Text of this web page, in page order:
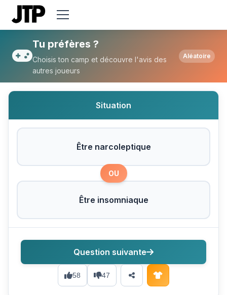
Tu préfères Être narcoleptique ou Être
Tu préfères ?
Choisis ton camp et découvre l'avis des
autres joueurs
Aléatoire
Situation
Être narcoleptique
OU
Être insomniaque
58 47
Question suivante